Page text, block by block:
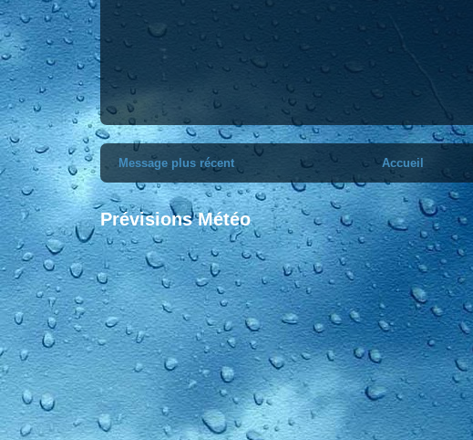
Message plus récent Accueil
Prévisions Météo